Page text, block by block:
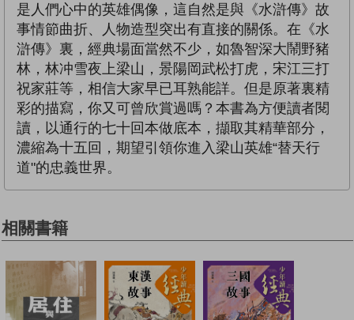
是人們心中的英雄偶像，這自然是與《水滸傳》故
事情節曲折、人物造型突出有直接的關係。在《水
滸傳》裏，經典場面當然不少，如魯智深大鬧野豬
林，林冲雪夜上梁山，景陽岡武松打虎，宋江三打
祝家莊等，相信大家早已耳熟能詳。但是原著裏精
彩的描寫，你又可曾欣賞過嗎？本書為方便讀者閱
讀，以通行的七十回本做底本，擷取其精華部分，
濃縮為十五回，期望引領你進入梁山英雄“替天行
道"的忠義世界。
相關書籍